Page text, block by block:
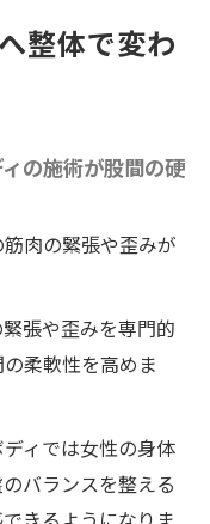
で女性の自信が
とセルフケア
ルドボディの
ドボディの整
術で得られる骨
術による筋肉調
な身体の変化
整体で変わ
の施術が股間の硬
肉の緊張や歪みが
張や歪みを専門的
柔軟性を高めま
ィでは女性の身体
バランスを整える